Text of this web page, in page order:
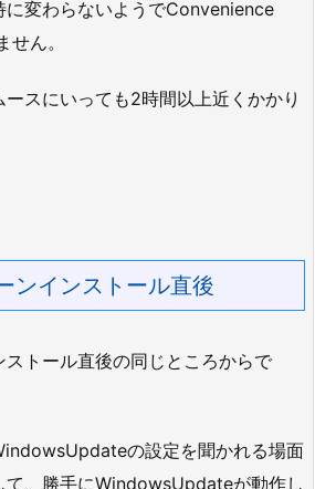
に変わらないようでConvenience
ん。
スにいっても2時間以上近くかかり
ンインストール直後
ストール直後の同じところからで
の設定を聞かれる場面
て、勝手にWindowsUpdateが動作し